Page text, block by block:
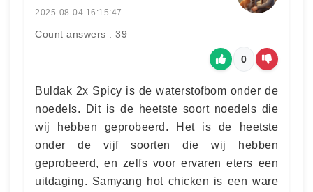
2025-08-04 16:15:47
Count answers : 39
0
Buldak 2x Spicy is de waterstofbom onder de
noedels. Dit is de heetste soort noedels die
wij hebben geprobeerd. Het is de heetste
onder de vijf soorten die wij hebben
geprobeerd, en zelfs voor ervaren eters een
uitdaging. Samyang hot chicken is een ware